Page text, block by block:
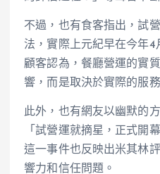
不過，也有食客指出，試
法，實際上元紀早在今年
顧客認為，餐廳營運的實
響，而是取決於實際的服
此外，也有網友以幽默的
「試營運就摘星，正式開
這一事件也反映出米其林
響力和信任問題。